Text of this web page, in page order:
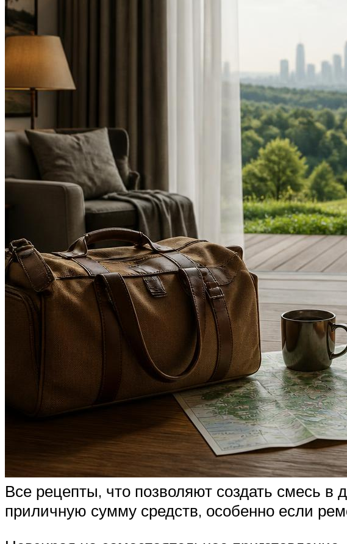
Все рецепты, что позволяют создать смесь в
приличную сумму средств, особенно если